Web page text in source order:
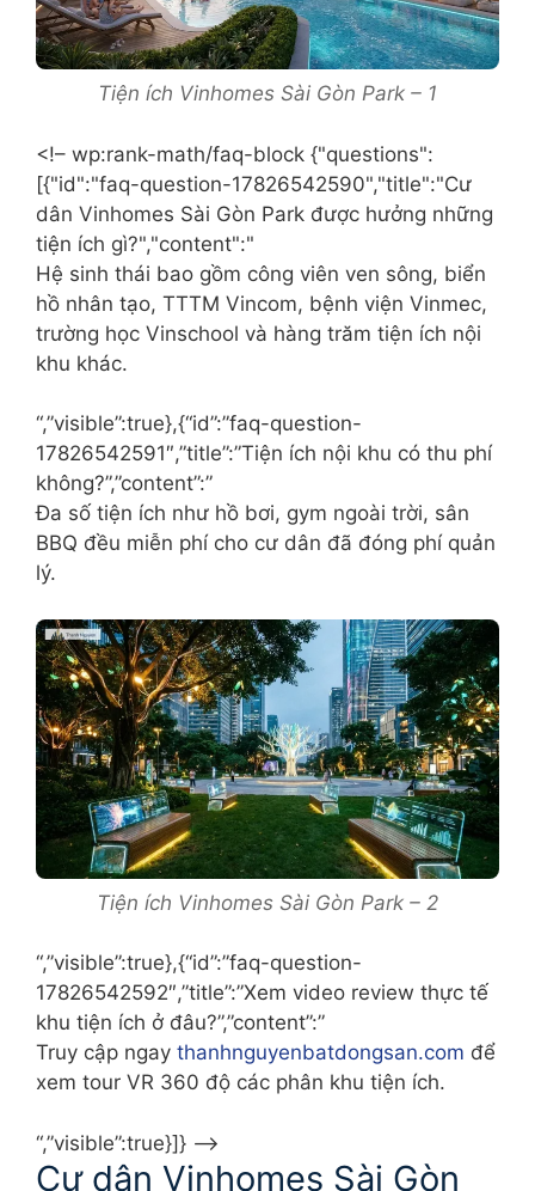
Tiện ích Vinhomes Sài Gòn Park – 1
<!– wp:rank-math/faq-block {"questions":
[{"id":"faq-question-17826542590","title":"Cư
dân Vinhomes Sài Gòn Park được hưởng những
tiện ích gì?","content":"
Hệ sinh thái bao gồm công viên ven sông, biển
hồ nhân tạo, TTTM Vincom, bệnh viện Vinmec,
trường học Vinschool và hàng trăm tiện ích nội
khu khác.
“,”visible”:true},{“id”:”faq-question-
17826542591″,”title”:”Tiện ích nội khu có thu phí
không?”,”content”:”
Đa số tiện ích như hồ bơi, gym ngoài trời, sân
BBQ đều miễn phí cho cư dân đã đóng phí quản
lý.
Tiện ích Vinhomes Sài Gòn Park – 2
“,”visible”:true},{“id”:”faq-question-
17826542592″,”title”:”Xem video review thực tế
khu tiện ích ở đâu?”,”content”:”
Truy cập ngay thanhnguyenbatdongsan.com để
xem tour VR 360 độ các phân khu tiện ích.
“,”visible”:true}]} –>
Cư dân Vinhomes Sài Gòn